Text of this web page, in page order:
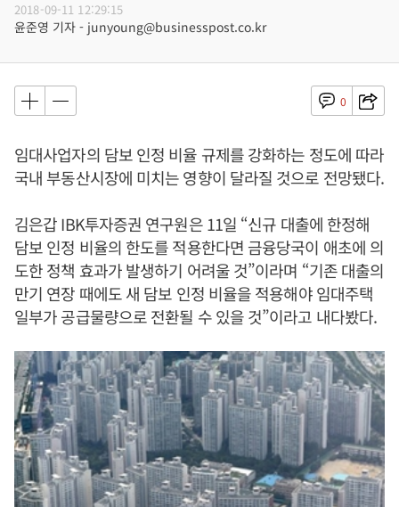
2018-09-11 12:29:15
윤준영 기자 - junyoung@businesspost.co.kr
0
임대사업자의 담보 인정 비율 규제를 강화하는 정도에 따라
국내 부동산시장에 미치는 영향이 달라질 것으로 전망됐다.
김은갑 IBK투자증권 연구원은 11일 “신규 대출에 한정해
담보 인정 비율의 한도를 적용한다면 금융당국이 애초에 의
도한 정책 효과가 발생하기 어려울 것”이라며 “기존 대출의
만기 연장 때에도 새 담보 인정 비율을 적용해야 임대주택
일부가 공급물량으로 전환될 수 있을 것”이라고 내다봤다.